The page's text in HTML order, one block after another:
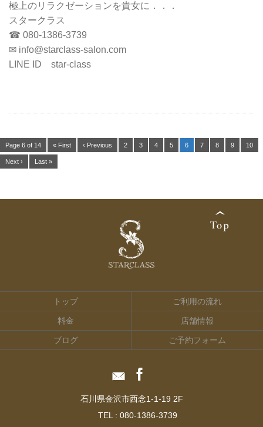
極上のリラクゼーションを貴女に．．．
スタークラス
☎ 080-1386-3739
✉ info@starclass-salon.com
LINE ID star-class
Page 6 of 14 « First ‹ Previous 2 3 4 5 6 7 8 9 10
Next › Last »
トップ ご利用の流れ
料金 店舗情報
ブログ ご予約フォーム
石川県金沢市西念1-1-19 2F
TEL : 080-1386-3739